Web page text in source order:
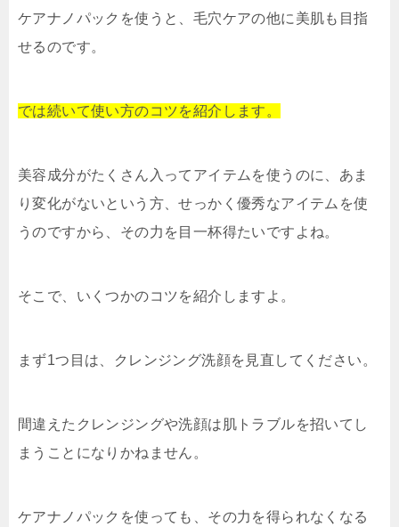
ケアナノパックを使うと、毛穴ケアの他に美肌も目指
せるのです。
では続いて使い方のコツを紹介します。
美容成分がたくさん入ってアイテムを使うのに、あま
り変化がないという方、せっかく優秀なアイテムを使
うのですから、その力を目一杯得たいですよね。
そこで、いくつかのコツを紹介しますよ。
まず1つ目は、クレンジング洗顔を見直してください。
間違えたクレンジングや洗顔は肌トラブルを招いてし
まうことになりかねません。
ケアナノパックを使っても、その力を得られなくなる